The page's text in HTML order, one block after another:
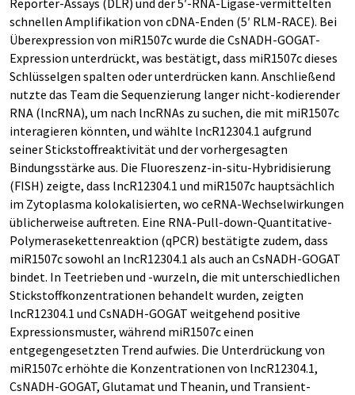
Reporter-Assays (DLR) und der 5′-RNA-Ligase-vermittelten
schnellen Amplifikation von cDNA-Enden (5′ RLM-RACE). Bei
Überexpression von miR1507c wurde die CsNADH-GOGAT-
Expression unterdrückt, was bestätigt, dass miR1507c dieses
Schlüsselgen spalten oder unterdrücken kann. Anschließend
nutzte das Team die Sequenzierung langer nicht-kodierender
RNA (lncRNA), um nach lncRNAs zu suchen, die mit miR1507c
interagieren könnten, und wählte lncR12304.1 aufgrund
seiner Stickstoffreaktivität und der vorhergesagten
Bindungsstärke aus. Die Fluoreszenz-in-situ-Hybridisierung
(FISH) zeigte, dass lncR12304.1 und miR1507c hauptsächlich
im Zytoplasma kolokalisierten, wo ceRNA-Wechselwirkungen
üblicherweise auftreten. Eine RNA-Pull-down-Quantitative-
Polymerasekettenreaktion (qPCR) bestätigte zudem, dass
miR1507c sowohl an lncR12304.1 als auch an CsNADH-GOGAT
bindet. In Teetrieben und -wurzeln, die mit unterschiedlichen
Stickstoffkonzentrationen behandelt wurden, zeigten
lncR12304.1 und CsNADH-GOGAT weitgehend positive
Expressionsmuster, während miR1507c einen
entgegengesetzten Trend aufwies. Die Unterdrückung von
miR1507c erhöhte die Konzentrationen von lncR12304.1,
CsNADH-GOGAT, Glutamat und Theanin, und Transient-